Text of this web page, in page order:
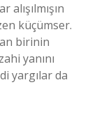
küçümser.
birinin
yanını
yargılar da